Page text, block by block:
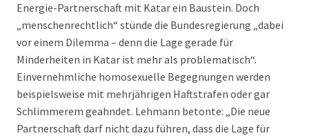
Energie-Partnerschaft mit Katar ein Baustein. Doch
„menschenrechtlich“ stünde die Bundesregierung „dabei
vor einem Dilemma – denn die Lage gerade für
Minderheiten in Katar ist mehr als problematisch“.
Einvernehmliche homosexuelle Begegnungen werden
beispielsweise mit mehrjährigen Haftstrafen oder gar
Schlimmerem geahndet. Lehmann betonte: „Die neue
Partnerschaft darf nicht dazu führen, dass die Lage für